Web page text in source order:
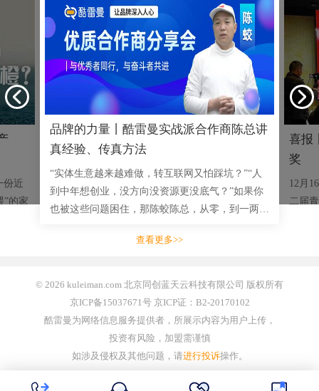
份近
”的家
品牌的力量丨酷雷曼实战派合作商陈总讲
真经验、传真方法
“实体生意越来越难做，转互联网又怕踩坑？”“人
到中年想创业，没方向没资源更没底气？”如果你
也被这些问题困住，那陈蛟陈总，从零，到一两千
绩说话的创业者，将毫无
喜报
奖
12月
二届
查看更多>>
© 2026 kuleiman.com 北京同创蓝天云科技有限公司 版权所有
京ICP备15037671号 京ICP证：B2-20170102
酷雷曼为网络信息服务提供者，所展示内容为用户上传，
投资有风险，加盟需谨慎
如涉及侵权及其他问题，请进行投诉操作。